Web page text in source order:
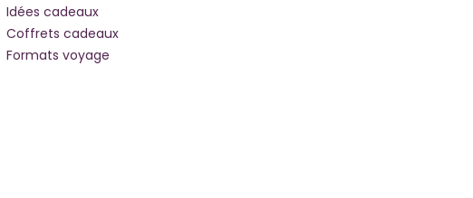
Idées cadeaux
Coffrets cadeaux
Formats voyage